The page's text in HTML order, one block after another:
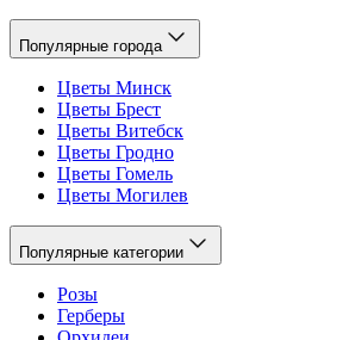
Популярные города
Цветы Минск
Цветы Брест
Цветы Витебск
Цветы Гродно
Цветы Гомель
Цветы Могилев
Популярные категории
Розы
Герберы